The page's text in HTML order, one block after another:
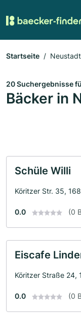
Startseite
20 Suchergebnisse
Bäcker in
Schüle Willi
Köritzer Str. 35,
0.0 (0
Eiscafe
Köritzer Straße 24,
0.0 (0